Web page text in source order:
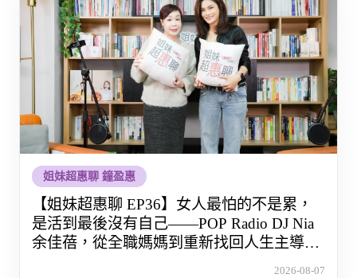
姐妹超惠聊 鐘盈惠
【姐妹超惠聊 EP36】女人最怕的不是累，
是活到最後沒有自己——POP Radio DJ Nia
余佳蓓，從全職媽媽到重新找回人生主導權
2026-08-07